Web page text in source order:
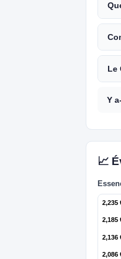
Le
Y
📈
2,086
2,136
2,185
2,235